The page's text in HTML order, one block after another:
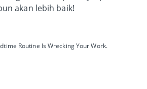
akan lebih baik!
Routine Is Wrecking Your Work.